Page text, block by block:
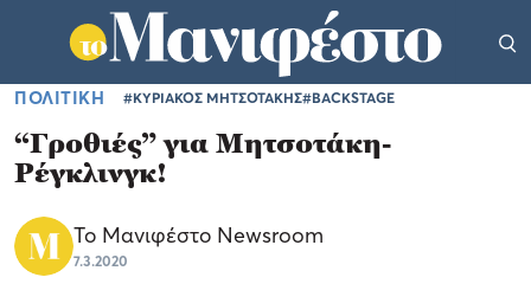
ΠΟΛΙΤΙΚΗ #ΚΥΡΙΑΚΟΣ ΜΗΤΣΟΤΑΚΗΣ#BACKSTAGE
“Γροθιές” για Μητσοτάκη-
Ρέγκλινγκ!
Το Μανιφέστο Newsroom
7.3.2020